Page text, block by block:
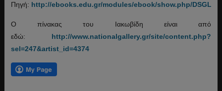
Πηγή: http://ebooks.edu.gr/modules/ebook/show.php/
Ο πίνακας του Ιακωβίδη είναι από
εδώ: http://www.nationalgallery.gr/site/content.php?
sel=247&artist_id=4374